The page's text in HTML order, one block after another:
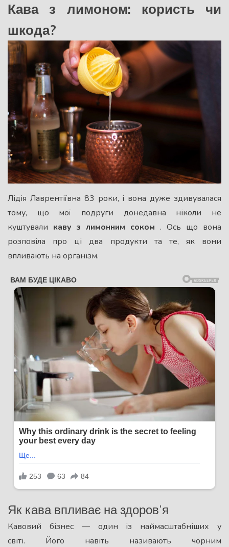
Кава з лимоном: користь чи
шкода?
Лідія Лаврентіївна 83 роки, і вона дуже здивувалася
тому, що мої подруги донедавна ніколи не
куштували каву з лимонним соком . Ось що вона
розповіла про ці два продукти та те, як вони
впливають на організм.
Як кава впливає на здоров’я
Кавовий бізнес — один із наймасштабніших у
світі. Його навіть називають чорним